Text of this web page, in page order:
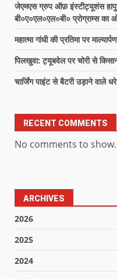
जेएमएस ग्रुप ऑफ़ इंस्टीट्यूशंस
बी०ए०एल०एल०बी० प्रोग्राम्स
महात्मा गांधी की प्रतिमा पर माल्यार्पण
पिलखुवा: ट्यूबवेल पर चोरी से
चार्जिंग पाइंट से बैटरी उड़ाने वाले
RECENT COMMENTS
No comments to show.
ARCHIVES
2026
2025
2024